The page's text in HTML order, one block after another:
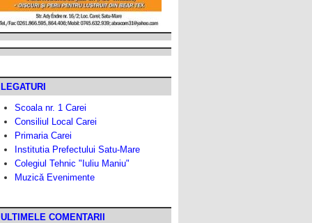
LEGATURI
Scoala nr. 1 Carei
Consiliul Local Carei
Primaria Carei
Institutia Prefectului Satu-Mare
Colegiul Tehnic "Iuliu Maniu"
Muzică Evenimente
ULTIMELE COMENTARII